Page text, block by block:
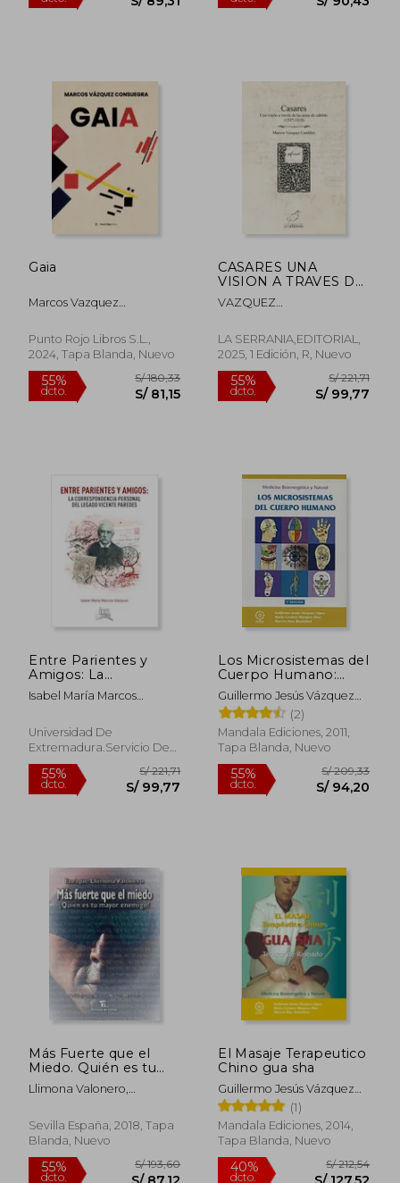
55% 55%
55%
dcto.
S/ 198,46 55%
dcto.
Gaia
Marcos Vazquez
Punto Rojo Libros S.L.,
2024, Tapa Blanda, Nuevo
S/ 180,33
CASARES UNA
VISION A TRAVES DE
LAS ACTAS DE
CABILDO 1547 (en
VAZQUEZ
LA SERRANIA,EDITORIAL,
2025, 1 Edición, R, Nuevo
S/
Entre Parientes y
Amigos: La
Correspondencia
Personal del Legado
Isabel María Marcos
Universidad De
Extremadura.Servicio De
Publicaciones, Nuevo
Los Microsistemas del
Cuerpo Humano:
Medicina
Bioenergetica y nat
Ural
Guillermo Jesús Vázquez
López,María Del Carmen
Márquez Díaz,Marcos Díaz
Mastellari
(2)
Mandala Ediciones, 2011,
Tapa Blanda, Nuevo
Más Fuerte que el
Miedo. Quién es tu
Mayor Enemigo
Llimona Valonero,
Laura,Vázquez, Miguel
Sevilla España, 2018, Tapa
Blanda, Nuevo
El Masaje Terapeutico
Chino gua sha
Guillermo Jesús Vázquez
López,María Del Carmen
Márquez Díaz,Marcos Díaz
Mastellari
(1)
Mandala Ediciones, 2014,
Tapa Blanda, Nuevo